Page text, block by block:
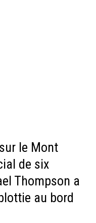
le Mont
de six
Thompson a
au bord